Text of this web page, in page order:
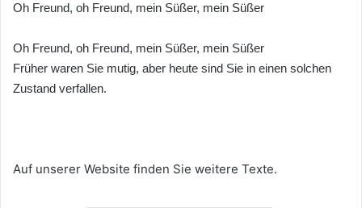
Oh Freund, oh Freund, mein Süßer, mein Süßer
Oh Freund, oh Freund, mein Süßer, mein Süßer
Früher waren Sie mutig, aber heute sind Sie in einen solchen
Zustand verfallen.
Auf unserer Website finden Sie weitere Texte.